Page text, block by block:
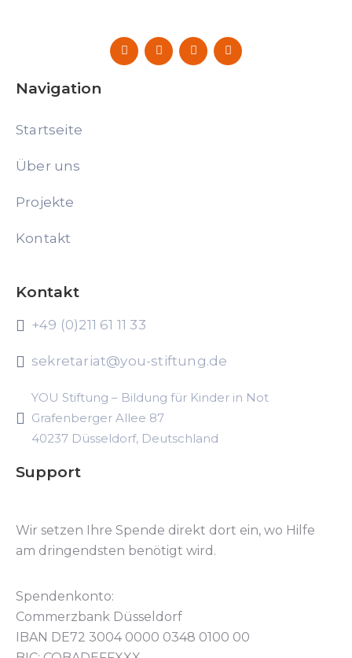
Navigation
Startseite
Über uns
Projekte
Kontakt
Kontakt
+49 (0)211 61 11 33
sekretariat@you-stiftung.de
YOU Stiftung – Bildung für Kinder in Not
Grafenberger Allee 87
40237 Düsseldorf, Deutschland
Support
Wir setzen Ihre Spende direkt dort ein, wo Hilfe
am dringendsten benötigt wird.
Spendenkonto:
Commerzbank Düsseldorf
IBAN DE72 3004 0000 0348 0100 00